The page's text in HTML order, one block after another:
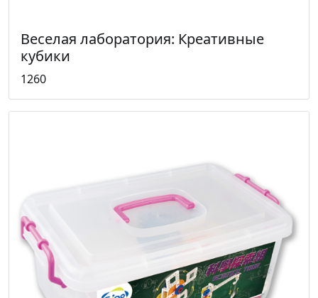
Веселая лаборатория: Креативные
кубики
1260